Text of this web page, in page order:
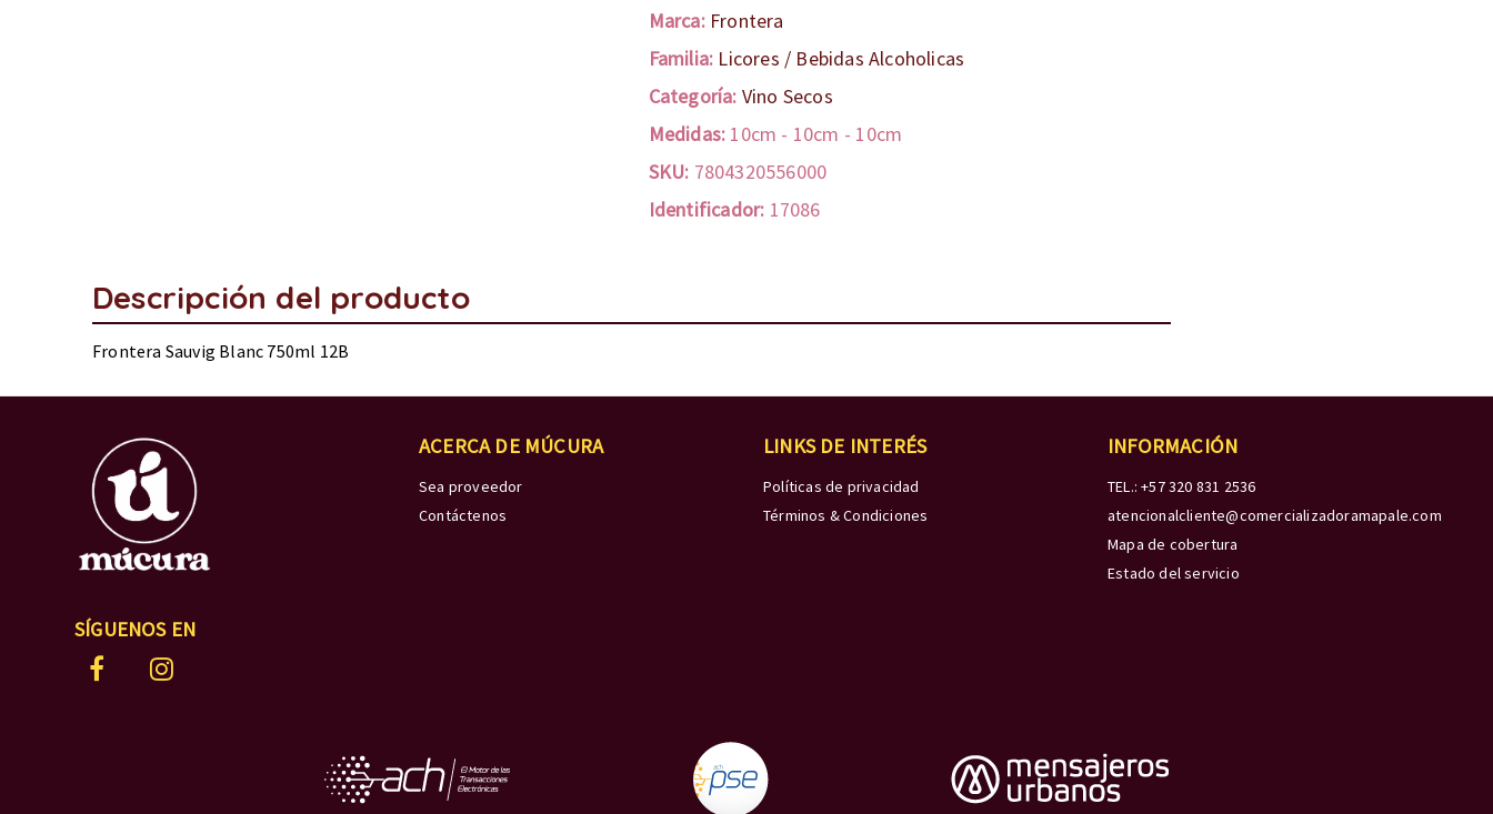
Marca: Frontera
Familia: Licores / Bebidas Alcoholicas
Categoría: Vino Secos
Medidas: 10cm - 10cm - 10cm
SKU: 7804320556000
Identificador: 17086
Descripción del producto
Frontera Sauvig Blanc 750ml 12B
SÍGUENOS EN
ACERCA DE MÚCURA
Sea proveedor
Contáctenos
LINKS DE INTERÉS
Políticas de privacidad
Términos & Condiciones
INFORMACIÓN
TEL.: +57 320 831 2536
atencionalcliente@comercializadoramapale.com
Mapa de cobertura
Estado del servicio